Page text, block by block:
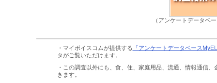
（アンケートデータベ
・マイボイスコムが提供する 「アンケートデータベース
タがご覧いただけます。
・この調査以外にも、食、住、家庭用品、流通、情報通信、
きます。